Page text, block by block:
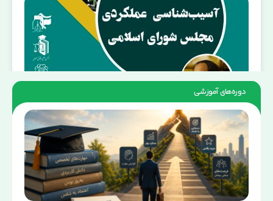
نشست تخصصی آسیب شناسی عملکردی
دوره‌های آموزشی